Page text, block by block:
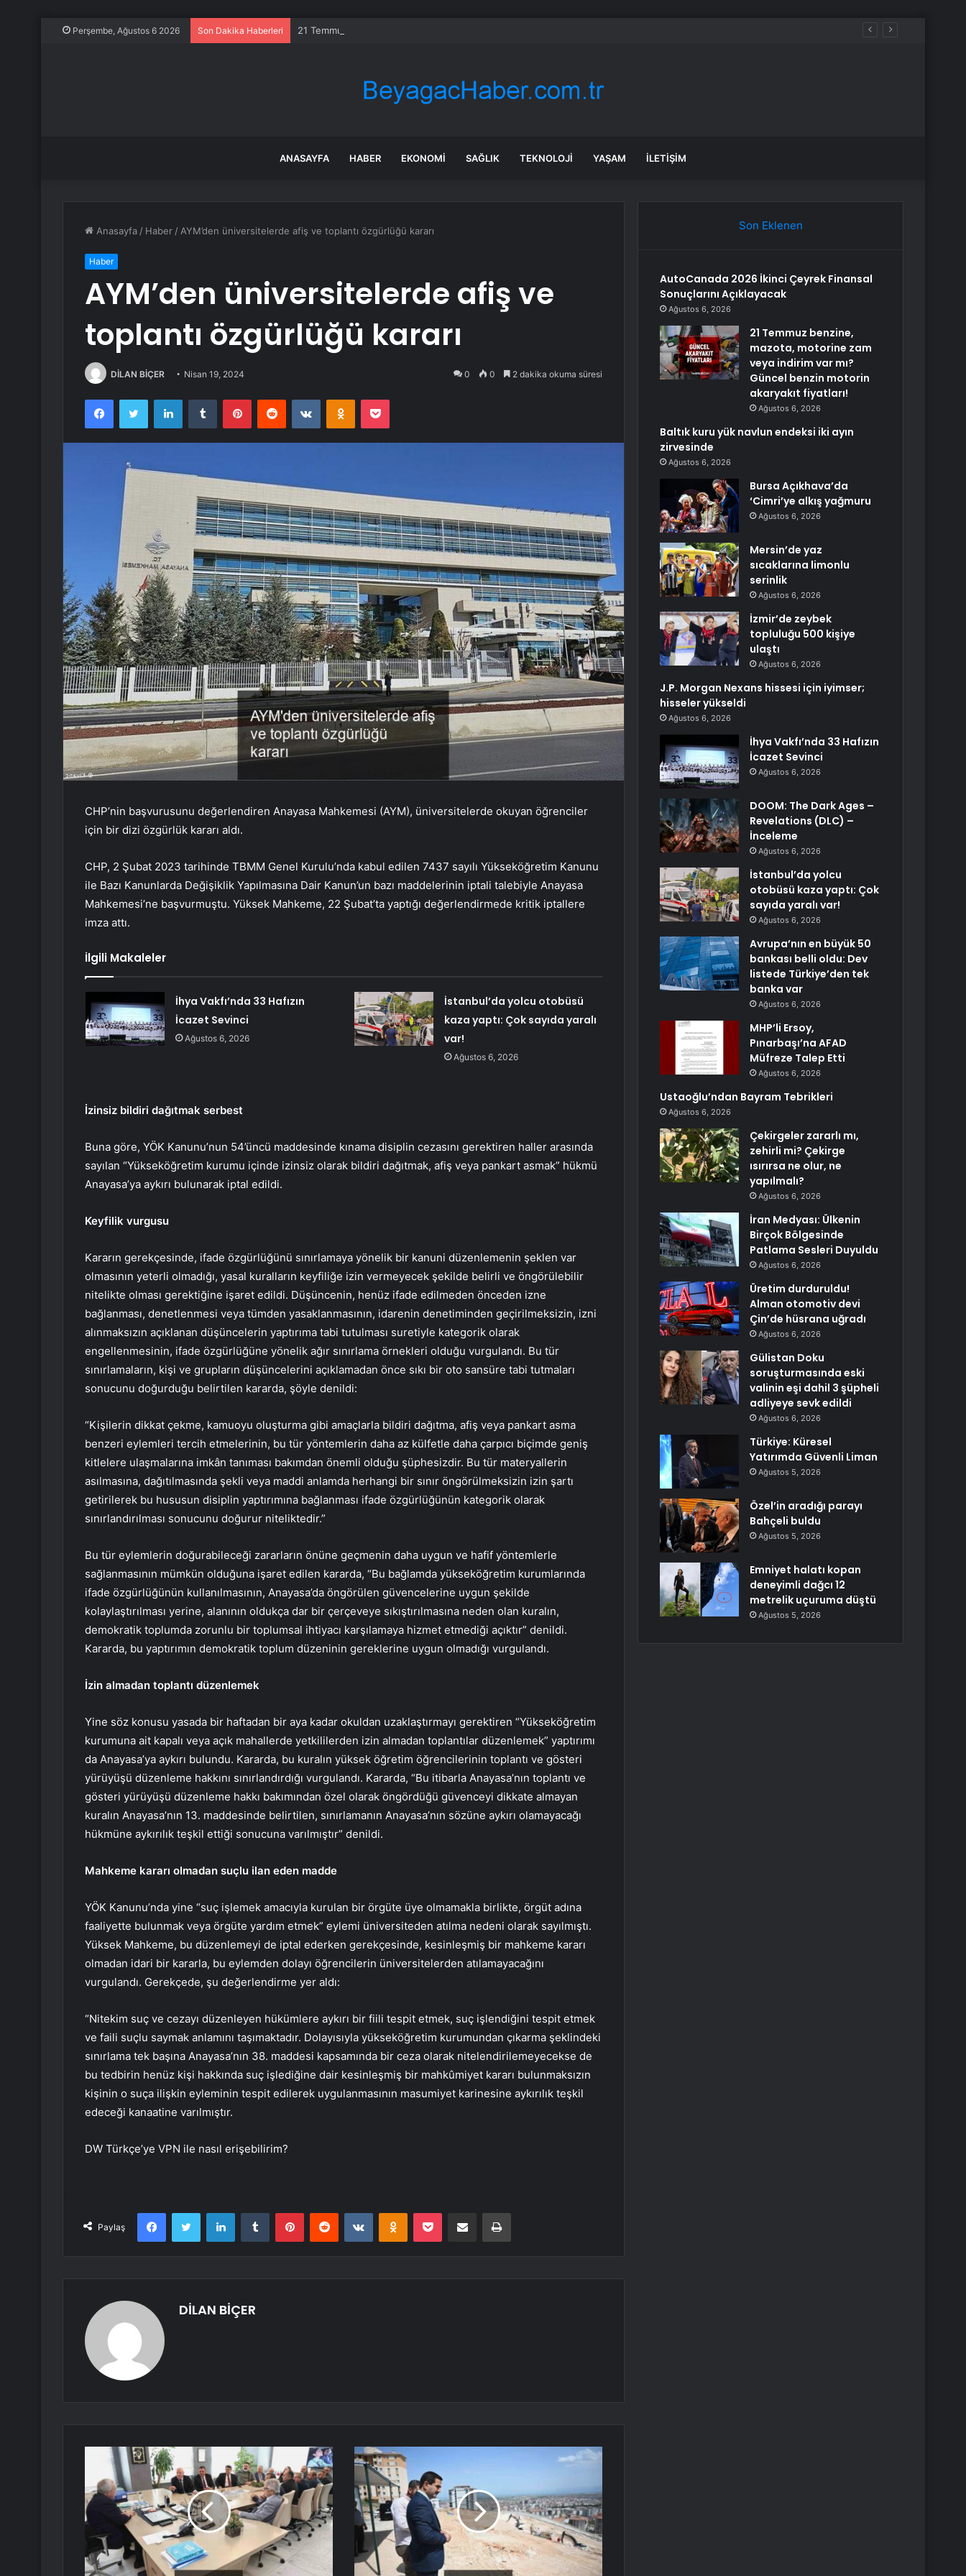
Perşembe, Ağustos 6 2026 Son Dakika Haberleri 21 Temmuz benzine, mazota, motorine zam veya indirim var mı? Güncel benzin motorin akaryakıt fiyatları!
ANASAYFA HABER EKONOMI SAĞLIK TEKNOLOJI YAŞAM İLETIŞIM
Anasayfa / Haber / AYM’den üniversitelerde afiş ve toplantı özgürlüğü kararı
Haber
AYM’den üniversitelerde afiş ve
toplantı özgürlüğü kararı
DİLAN BİÇER Nisan 19, 2024 0 0 2 dakika okuma süresi
FacebookTwitter LinkedInTumblr PinterestReddit VKontakteOdnoklassniki
Pocket
CHP’nin başvurusunu değerlendiren Anayasa Mahkemesi (AYM), üniversitelerde okuyan öğrenciler
için bir dizi özgürlük kararı aldı.
CHP, 2 Şubat 2023 tarihinde TBMM Genel Kurulu’nda kabul edilen 7437 sayılı Yükseköğretim Kanunu
ile Bazı Kanunlarda Değişiklik Yapılmasına Dair Kanun’un bazı maddelerinin iptali talebiyle Anayasa
Mahkemesi’ne başvurmuştu. Yüksek Mahkeme, 22 Şubat’ta yaptığı değerlendirmede kritik iptallere
imza attı.
İlgili Makaleler
İhya Vakfı’nda 33 Hafızın
İcazet Sevinci
Ağustos 6, 2026
İstanbul’da yolcu otobüsü
kaza yaptı: Çok sayıda yaralı
var!
Ağustos 6, 2026
İzinsiz bildiri dağıtmak serbest
Buna göre, YÖK Kanunu’nun 54’üncü maddesinde kınama disiplin cezasını gerektiren haller arasında
sayılan “Yükseköğretim kurumu içinde izinsiz olarak bildiri dağıtmak, afiş veya pankart asmak” hükmü
Anayasa’ya aykırı bulunarak iptal edildi.
Keyfilik vurgusu
Kararın gerekçesinde, ifade özgürlüğünü sınırlamaya yönelik bir kanuni düzenlemenin şeklen var
olmasının yeterli olmadığı, yasal kuralların keyfiliğe izin vermeyecek şekilde belirli ve öngörülebilir
nitelikte olması gerektiğine işaret edildi. Düşüncenin, henüz ifade edilmeden önceden izne
bağlanması, denetlenmesi veya tümden yasaklanmasının, idarenin denetiminden geçirilmeksizin, izni
alınmaksızın açıklanan düşüncelerin yaptırıma tabi tutulması suretiyle kategorik olarak
engellenmesinin, ifade özgürlüğüne yönelik ağır sınırlama örnekleri olduğu vurgulandı. Bu tür
sınırlamaların, kişi ve grupların düşüncelerini açıklamadan önce sıkı bir oto sansüre tabi tutmaları
sonucunu doğurduğu belirtilen kararda, şöyle denildi:
“Kişilerin dikkat çekme, kamuoyu oluşturma gibi amaçlarla bildiri dağıtma, afiş veya pankart asma
benzeri eylemleri tercih etmelerinin, bu tür yöntemlerin daha az külfetle daha çarpıcı biçimde geniş
kitlelere ulaşmalarına imkân tanıması bakımdan önemli olduğu şüphesizdir. Bu tür materyallerin
asılmasına, dağıtılmasında şekli veya maddi anlamda herhangi bir sınır öngörülmeksizin izin şartı
getirilerek bu hususun disiplin yaptırımına bağlanması ifade özgürlüğünün kategorik olarak
sınırlandırılması sonucunu doğurur niteliktedir.”
Bu tür eylemlerin doğurabileceği zararların önüne geçmenin daha uygun ve hafif yöntemlerle
sağlanmasının mümkün olduğuna işaret edilen kararda, “Bu bağlamda yükseköğretim kurumlarında
ifade özgürlüğünün kullanılmasının, Anayasa’da öngörülen güvencelerine uygun şekilde
kolaylaştırılması yerine, alanının oldukça dar bir çerçeveye sıkıştırılmasına neden olan kuralın,
demokratik toplumda zorunlu bir toplumsal ihtiyacı karşılamaya hizmet etmediği açıktır” denildi.
Kararda, bu yaptırımın demokratik toplum düzeninin gereklerine uygun olmadığı vurgulandı.
İzin almadan toplantı düzenlemek
Yine söz konusu yasada bir haftadan bir aya kadar okuldan uzaklaştırmayı gerektiren “Yükseköğretim
kurumuna ait kapalı veya açık mahallerde yetkililerden izin almadan toplantılar düzenlemek” yaptırımı
da Anayasa’ya aykırı bulundu. Kararda, bu kuralın yüksek öğretim öğrencilerinin toplantı ve gösteri
yürüyüşü düzenleme hakkını sınırlandırdığı vurgulandı. Kararda, “Bu itibarla Anayasa’nın toplantı ve
gösteri yürüyüşü düzenleme hakkı bakımından özel olarak öngördüğü güvenceyi dikkate almayan
kuralın Anayasa’nın 13. maddesinde belirtilen, sınırlamanın Anayasa’nın sözüne aykırı olamayacağı
hükmüne aykırılık teşkil ettiği sonucuna varılmıştır” denildi.
Mahkeme kararı olmadan suçlu ilan eden madde
YÖK Kanunu’nda yine “suç işlemek amacıyla kurulan bir örgüte üye olmamakla birlikte, örgüt adına
faaliyette bulunmak veya örgüte yardım etmek” eylemi üniversiteden atılma nedeni olarak sayılmıştı.
Yüksek Mahkeme, bu düzenlemeyi de iptal ederken gerekçesinde, kesinleşmiş bir mahkeme kararı
olmadan idari bir kararla, bu eylemden dolayı öğrencilerin üniversitelerden atılamayacağını
vurgulandı. Gerekçede, şu değerlendirme yer aldı:
“Nitekim suç ve cezayı düzenleyen hükümlere aykırı bir fiili tespit etmek, suç işlendiğini tespit etmek
ve faili suçlu saymak anlamını taşımaktadır. Dolayısıyla yükseköğretim kurumundan çıkarma şeklindeki
sınırlama tek başına Anayasa’nın 38. maddesi kapsamında bir ceza olarak nitelendirilemeyecekse de
bu tedbirin henüz kişi hakkında suç işlediğine dair kesinleşmiş bir mahkûmiyet kararı bulunmaksızın
kişinin o suça ilişkin eyleminin tespit edilerek uygulanmasının masumiyet karinesine aykırılık teşkil
edeceği kanaatine varılmıştır.
DW Türkçe’ye VPN ile nasıl erişebilirim?
Paylaş
FacebookTwitter LinkedInTumblr PinterestReddit VKontakteOdnoklassniki
Pocket E-Posta ile paylaş Yazdır
DİLAN BİÇER
Son Eklenen
AutoCanada 2026 İkinci Çeyrek Finansal
Sonuçlarını Açıklayacak
Ağustos 6, 2026
21 Temmuz benzine,
mazota, motorine zam
veya indirim var mı?
Güncel benzin motorin
akaryakıt fiyatları!
Ağustos 6, 2026
Baltık kuru yük navlun endeksi iki ayın
zirvesinde
Ağustos 6, 2026
Bursa Açıkhava’da
‘Cimri’ye alkış yağmuru
Ağustos 6, 2026
Mersin’de yaz
sıcaklarına limonlu
serinlik
Ağustos 6, 2026
İzmir’de zeybek
topluluğu 500 kişiye
ulaştı
Ağustos 6, 2026
J.P. Morgan Nexans hissesi için iyimser;
hisseler yükseldi
Ağustos 6, 2026
İhya Vakfı’nda 33 Hafızın
İcazet Sevinci
Ağustos 6, 2026
DOOM: The Dark Ages –
Revelations (DLC) –
İnceleme
Ağustos 6, 2026
İstanbul’da yolcu
otobüsü kaza yaptı: Çok
sayıda yaralı var!
Ağustos 6, 2026
Avrupa’nın en büyük 50
bankası belli oldu: Dev
listede Türkiye’den tek
banka var
Ağustos 6, 2026
MHP’li Ersoy,
Pınarbaşı’na AFAD
Müfreze Talep Etti
Ağustos 6, 2026
Ustaoğlu’ndan Bayram Tebrikleri
Ağustos 6, 2026
Çekirgeler zararlı mı,
zehirli mi? Çekirge
ısırırsa ne olur, ne
yapılmalı?
Ağustos 6, 2026
İran Medyası: Ülkenin
Birçok Bölgesinde
Patlama Sesleri Duyuldu
Ağustos 6, 2026
Üretim durduruldu!
Alman otomotiv devi
Çin’de hüsrana uğradı
Ağustos 6, 2026
Gülistan Doku
soruşturmasında eski
valinin eşi dahil 3 şüpheli
adliyeye sevk edildi
Ağustos 6, 2026
Türkiye: Küresel
Yatırımda Güvenli Liman
Ağustos 5, 2026
Özel’in aradığı parayı
Bahçeli buldu
Ağustos 5, 2026
Emniyet halatı kopan
deneyimli dağcı 12
metrelik uçuruma düştü
Ağustos 5, 2026